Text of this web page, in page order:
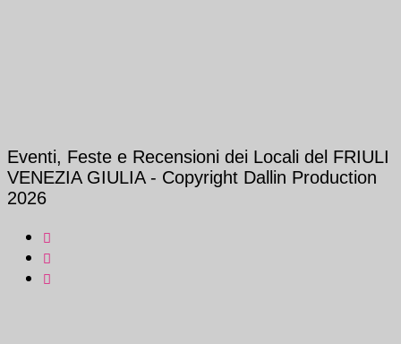
Eventi, Feste e Recensioni dei Locali del FRIULI
VENEZIA GIULIA - Copyright Dallin Production
2026